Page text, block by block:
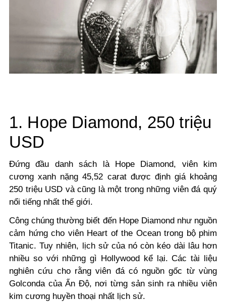
1. Hope Diamond, 250 triệu
USD
Đứng đầu danh sách là Hope Diamond, viên kim
cương xanh nặng 45,52 carat được định giá khoảng
250 triệu USD và cũng là một trong những viên đá quý
nổi tiếng nhất thế giới.
Công chúng thường biết đến Hope Diamond như nguồn
cảm hứng cho viên Heart of the Ocean trong bộ phim
Titanic. Tuy nhiên, lịch sử của nó còn kéo dài lâu hơn
nhiều so với những gì Hollywood kể lại. Các tài liệu
nghiên cứu cho rằng viên đá có nguồn gốc từ vùng
Golconda của Ấn Độ, nơi từng sản sinh ra nhiều viên
kim cương huyền thoại nhất lịch sử.